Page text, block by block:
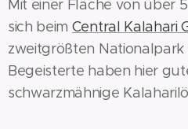
Mit einer Fläche von über
sich beim Central Kalahari
zweitgrößten Nationalpark
Begeisterte haben hier
schwarzmähnige